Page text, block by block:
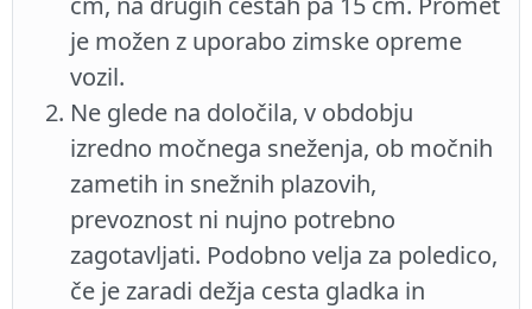
je možen z uporabo zimske opreme
vozil.
Ne glede na določila, v obdobju
izredno močnega sneženja, ob močnih
zametih in snežnih plazovih,
prevoznost ni nujno potrebno
zagotavljati. Podobno velja za poledico,
če je zaradi dežja cesta gladka in